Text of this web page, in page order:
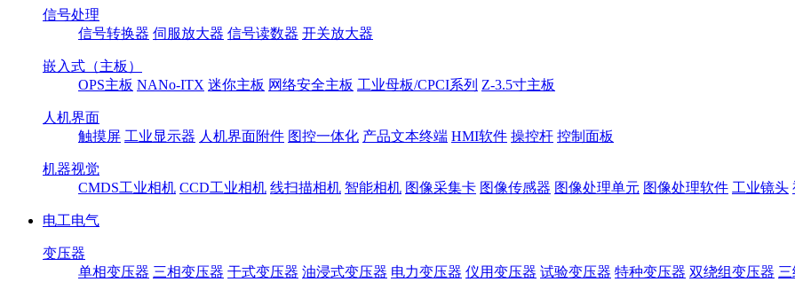
信号处理
信号转换器 伺服放大器 信号读数器 开关放大器
嵌入式（主板）
OPS主板 NANo-ITX 迷你主板 网络安全主板 工业母板/CPCI系列 Z-3.5寸主板
人机界面
触摸屏 工业显示器 人机界面附件 图控一体化 产品文本终端 HMI软件 操控杆 控制面板
机器视觉
CMDS工业相机 CCD工业相机 线扫描相机 智能相机 图像采集卡 图像传感器 图像处理单元 图像处理软件 工业镜头
电工电气
变压器
单相变压器 三相变压器 干式变压器 油浸式变压器 电力变压器 仪用变压器 试验变压器 特种变压器 双绕组变压器